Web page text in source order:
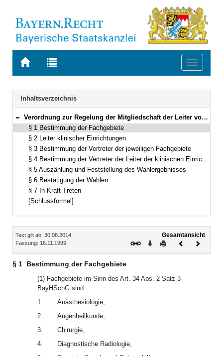
Zur
BAYERN.RECHT
Zur
letzten
Suche
Toggle
Navigation
Inhaltsverzeichnis
Bereich reduzieren
Verordnung zur Regelung der Mitgliedschaft der Leiter von klinischen Einrichtungen in den Fakultätsräten der medizinischen und tiermedizinischen Fakultäten Vom 16. November 1999 (GVBl. S. 514, ber. 2002 S. 583) BayRS 2210-1-2-WK (§§ 1–7)
§ 1 Bestimmung der Fachgebiete
§ 2 Leiter klinischer Einrichtungen
§ 3 Bestimmung der Vertreter der jeweiligen Fachgebiete
§ 4 Bestimmung der Vertreter der Leiter der klinischen Einrichtungen
§ 5 Auszählung und Feststellung des Wahlergebnisses
§ 6 Bestätigung der Wahlen
§ 7 In-Kraft-Treten
[Schlussformel]
Inhalt
Text gilt ab: 30.08.2014
Fassung: 16.11.1999
Gesamtansicht
Download
DruckenVorheriges
§ 1 Bestimmung der Fachgebiete
(1) Fachgebiete im Sinn des Art. 34 Abs. 2 Satz 3
BayHSchG sind:
1.
Anästhesiologie,
2.
Augenheilkunde,
3.
Chirurgie,
4.
Diagnostische Radiologie,